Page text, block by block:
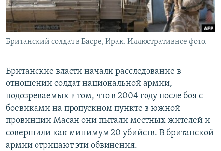
Британский солдат в Басре, Ирак. Иллюстративное фото.
Британские власти начали расследование в
отношении солдат национальной армии,
подозреваемых в том, что в 2004 году после боя с
боевиками на пропускном пункте в южной
провинции Масан они пытали местных жителей и
совершили как минимум 20 убийств. В британской
армии отрицают эти обвинения.